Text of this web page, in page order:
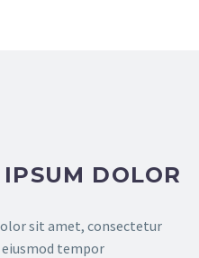
DOLOR
sit amet, consectetur
tempor